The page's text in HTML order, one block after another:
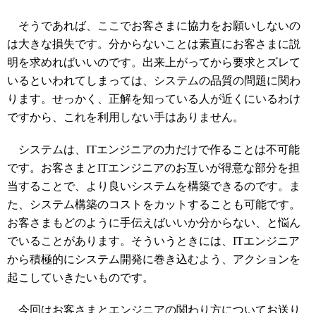
そうであれば、ここでお客さまに協力をお願いしないの
は大きな損失です。分からないことは素直にお客さまに説
明を求めればいいのです。出来上がってから要求とズレて
いるといわれてしまっては、システムの品質の問題に関わ
ります。せっかく、正解を知っている人が近くにいるわけ
ですから、これを利用しない手はありません。
システムは、ITエンジニアの力だけで作ることは不可能
です。お客さまとITエンジニアのお互いが得意な部分を担
当することで、より良いシステムを構築できるのです。ま
た、システム構築のコストをカットすることも可能です。
お客さまもどのように手伝えばいいか分からない、と悩ん
でいることがあります。そういうときには、ITエンジニア
から積極的にシステム開発に巻き込むよう、アクションを
起こしていきたいものです。
今回はお客さまとエンジニアの関わり方についてお送り